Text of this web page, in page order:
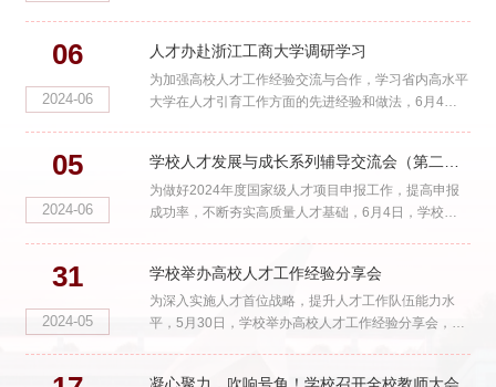
06
2024-06
人才办赴浙江工商大学调研学习
为加强高校人才工作经验交流与合作，学习省内高水平
大学在人才引育工作方面的先进经验和做法，6月4
05
2024-06
学校人才发展与成长系列辅导交流会（第二期）举办
为做好2024年度国家级人才项目申报工作，提高申报
成功率，不断夯实高质量人才基础，6月4日，学校组
31
2024-05
学校举办高校人才工作经验分享会
为深入实施人才首位战略，提升人才工作队伍能力水
平，5月30日，学校举办高校人才工作经验分享会，浙
凝心聚力，吹响号角！学校召开全校教师大会